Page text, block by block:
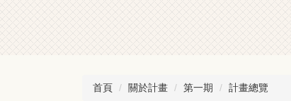
首頁 關於計畫 第一期 計畫總覽